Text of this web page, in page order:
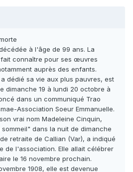
à l'âge de 99 ans. La
connaître pour ses œuvres
auprès des enfants.
dédié sa vie aux plus pauvres, est
dimanche 19 à lundi 20 octobre à
dans un communiqué Trao
Association Soeur Emmanuelle.
vrai nom Madeleine Cinquin,
dans la nuit de dimanche
retraite de Callian (Var), a indiqué
de l'association. Elle allait célébrer
le 16 novembre prochain.
1908, elle est devenue